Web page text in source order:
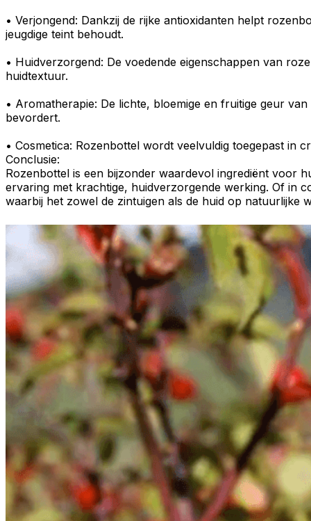
• Verjongend: Dankzij de rijke antioxidanten helpt
jeugdige teint behoudt.
• Huidverzorgend: De voedende eigenschappen van
huidtextuur.
• Aromatherapie: De lichte, bloemige en fruitige geur
bevordert.
• Cosmetica: Rozenbottel wordt veelvuldig toegepast in
Conclusie:
Rozenbottel is een bijzonder waardevol ingrediënt voor
ervaring met krachtige, huidverzorgende werking. Of in
waarbij het zowel de zintuigen als de huid op natuurlijke